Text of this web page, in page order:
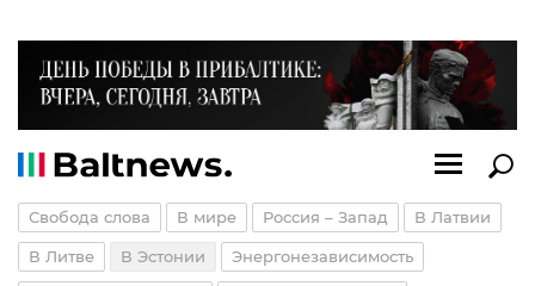
Свобода слова В мире Россия – Запад В Латвии
В Литве В Эстонии Энергонезависимость